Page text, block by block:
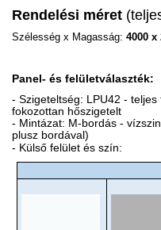
Rendelési méret
Szélesség x Magasság: 4000 x
Panel- és felületválaszték:
- Szigeteltség: LPU42 -
fokozottan hőszigetelt
- Mintázat: M-bordás -
plusz bordával)
- Külső felület és szín: